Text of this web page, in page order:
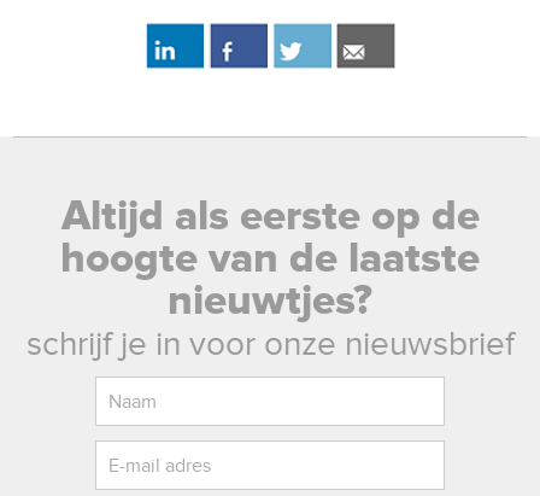
Altijd als eerste op de
hoogte van de laatste
nieuwtjes?
schrijf je in voor onze nieuwsbrief